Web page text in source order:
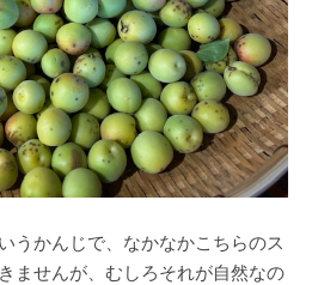
うかんじで、なかなかこちらのス
ませんが、むしろそれが自然なの